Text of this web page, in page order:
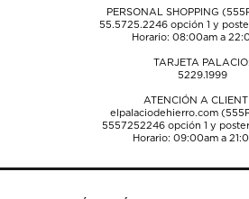
PERSONAL SHOPPING
55.5725.2246opción 1 y
Horario: 08:00am a
TARJETA PALACIO:
5229.1999
ATENCIÓN A
elpalaciodehierro.com
5557252246opción 1 y
Horario: 09:00am a